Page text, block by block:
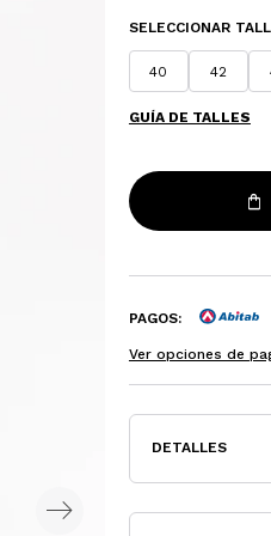
SELECCIONAR
40 42
GUÍA DE TALLES
PAGOS:
Ver opciones de
DETALLES